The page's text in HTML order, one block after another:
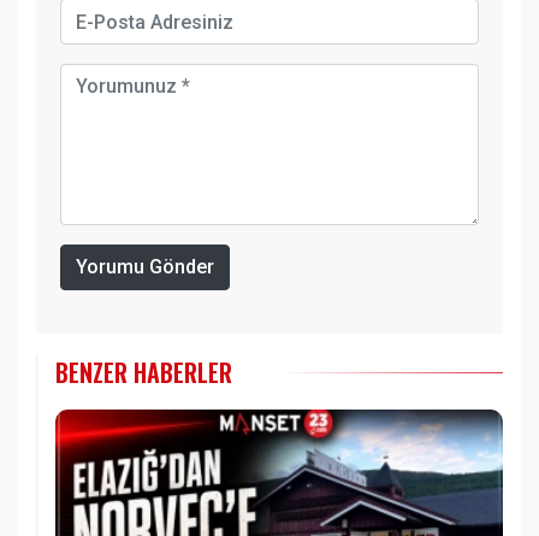
Yorumu Gönder
BENZER HABERLER